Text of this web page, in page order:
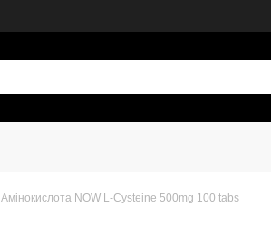
Амінокислота NOW L-Cysteine 500mg 100 tabs